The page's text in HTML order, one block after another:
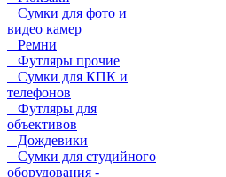
Сумки для фото и
видео камер
Ремни
Футляры прочие
Сумки для КПК и
телефонов
Футляры для
объективов
Дождевики
Сумки для студийного
оборудования -